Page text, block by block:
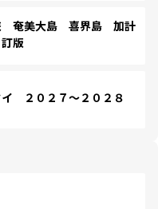
奄美大島 喜界島 加計
版
２０２７～２０２８